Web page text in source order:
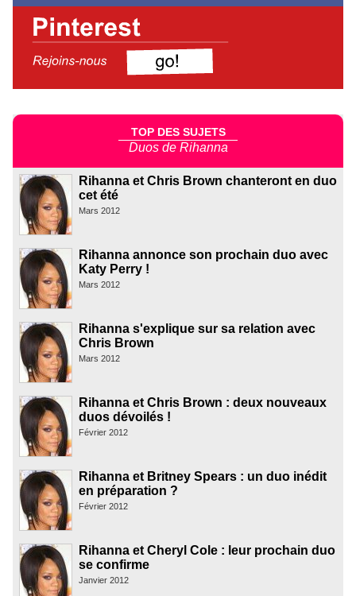
TOP DES SUJETS
Duos de Rihanna
Rihanna et Chris Brown chanteront en duo
cet été
Mars 2012
Rihanna annonce son prochain duo avec
Katy Perry !
Mars 2012
Rihanna s'explique sur sa relation avec
Chris Brown
Mars 2012
Rihanna et Chris Brown : deux nouveaux
duos dévoilés !
Février 2012
Rihanna et Britney Spears : un duo inédit
en préparation ?
Février 2012
Rihanna et Cheryl Cole : leur prochain duo
se confirme
Janvier 2012